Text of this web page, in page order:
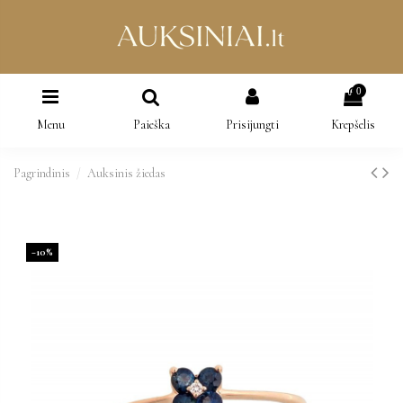
Menu Paieška Prisijungti
0
Krepšelis
Pagrindinis Auksinis žiedas
−10%